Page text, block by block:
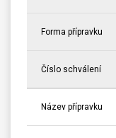
Forma přípravku
Číslo schválení
Název přípravku